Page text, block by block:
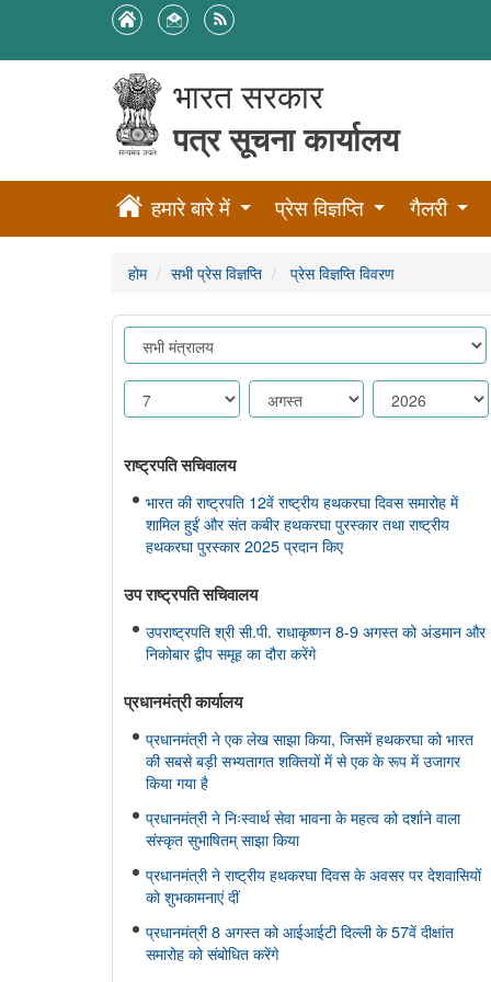
भारत सरकार
पत्र सूचना कार्यालय
हमारे बारे में प्रेस विज्ञप्ति गैलरी
होम सभी प्रेस विज्ञप्ति प्रेस विज्ञप्ति विवरण
राष्ट्रपति सचिवालय
भारत की राष्ट्रपति 12वें राष्ट्रीय हथकरघा दिवस समारोह में
शामिल हुईं और संत कबीर हथकरघा पुरस्कार तथा राष्ट्रीय
हथकरघा पुरस्कार 2025 प्रदान किए
उप राष्ट्रपति सचिवालय
उपराष्ट्रपति श्री सी.पी. राधाकृष्णन 8-9 अगस्त को अंडमान और
निकोबार द्वीप समूह का दौरा करेंगे
प्रधानमंत्री कार्यालय
प्रधानमंत्री ने एक लेख साझा किया, जिसमें हथकरघा को भारत
की सबसे बड़ी सभ्यतागत शक्तियों में से एक के रूप में उजागर
किया गया है
प्रधानमंत्री ने निःस्वार्थ सेवा भावना के महत्व को दर्शाने वाला
संस्कृत सुभाषितम् साझा किया
प्रधानमंत्री ने राष्ट्रीय हथकरघा दिवस के अवसर पर देशवासियों
को शुभकामनाएं दीं
प्रधानमंत्री 8 अगस्त को आईआईटी दिल्ली के 57वें दीक्षांत
समारोह को संबोधित करेंगे